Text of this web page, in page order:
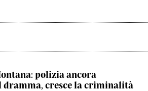
polizia ancora
dramma, cresce la criminalità